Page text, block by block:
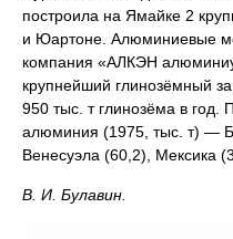
построила на Ямайке 2
и Юартоне. Алюминиевые
компания «АЛКЭН
крупнейший глинозёмный
950 тыс. т глинозёма в год.
алюминия (1975, тыс. т) —
Венесуэла (60,2), Мексика
В. И. Булавин.